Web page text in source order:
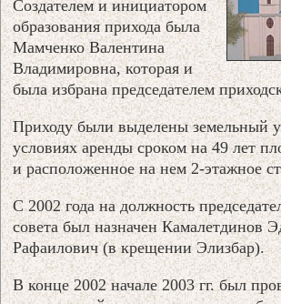
Создателем и инициатором
образования прихода была
Мамченко Валентина
Владимировна, которая и
была избрана председателем
Приходу были выделены земельный
условиях аренды сроком на 49 лет
и расположенное на нем 2-этажное
С 2002 года на должность
совета был назначен Камалетдинов
Рафаилович (в крещении Элизбар).
В конце 2002 начале 2003 гг. был